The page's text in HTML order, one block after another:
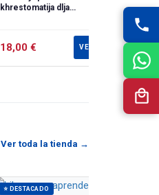
khrestomatija dlja
18,00 € VER FICHA
Ver toda la tienda →
⭐ DESTACADO